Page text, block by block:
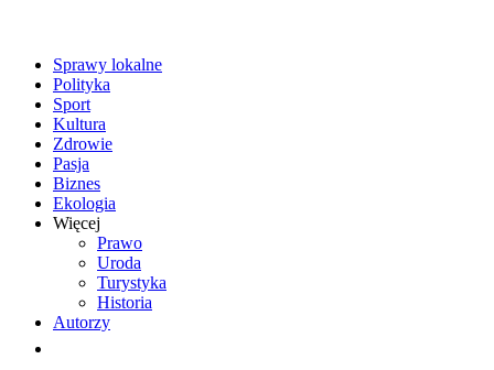
Sprawy lokalne
Polityka
Sport
Kultura
Zdrowie
Pasja
Biznes
Ekologia
Więcej
Prawo
Uroda
Turystyka
Historia
Autorzy